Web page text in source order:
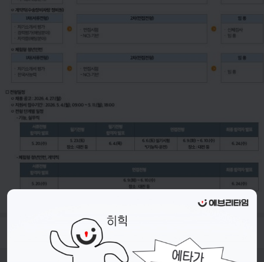
- 접수기간 : 26.05.04.(월) ~ 26.05.11.(월) 18시 까지